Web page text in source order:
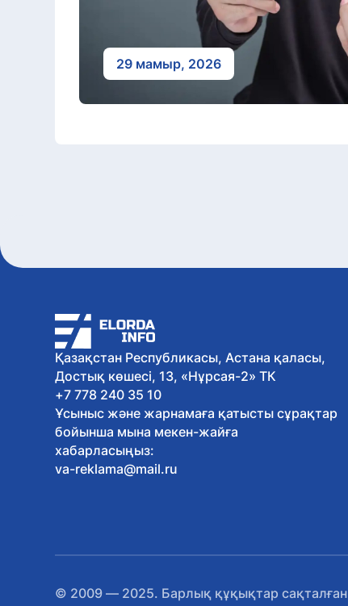
29 мамыр, 2026
Қазақстан Республикасы, Астана қаласы,
Достық көшесі, 13, «Нұрсая-2» ТК
+7 778 240 35 10
Ұсыныс және жарнамаға қатысты сұрақтар
бойынша мына мекен-жайға
хабарласыңыз:
va-reklama@mail.ru
© 2009 — 2025. Барлық құқықтар сақталған